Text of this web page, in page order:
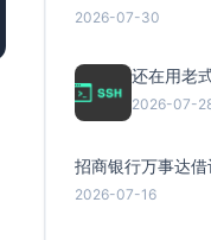
2026-07-30
2026-07-
招商银行万事达
2026-07-16